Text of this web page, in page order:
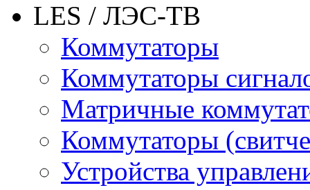
LES / ЛЭС-ТВ
Коммутаторы
Коммутаторы
Матричные
Коммутаторы
Устройства